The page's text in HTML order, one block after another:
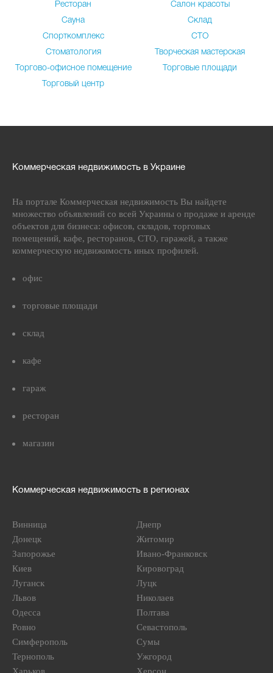
Ресторан
Салон красоты
Сауна
Склад
Спорткомплекс
СТО
Стоматология
Творческая мастерская
Торгово-офисное помещение
Торговые площади
Торговый центр
Коммерческая недвижимость в Украине
На портале Коммерческая недвижимость Вы найдете
множество объявлений со всей Украины о продаже и аренде
объектов для бизнеса: офисов, складов, торговых
помещений, кафе, ресторанов, СТО, гаражей, а также
коммерческую недвижимость иных профилей.
офис
торговые площади
склад
кафе
гараж
ресторан
магазин
Коммерческая недвижимость в регионах
Винница
Днепр
Донецк
Житомир
Запорожье
Ивано-Франковск
Киев
Кировоград
Луганск
Луцк
Львов
Николаев
Одесса
Полтава
Ровно
Севастополь
Симферополь
Сумы
Тернополь
Ужгород